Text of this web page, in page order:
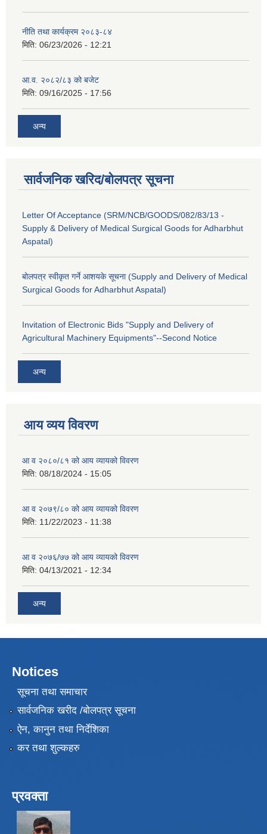
नीति तथा कार्यक्रम २०८३-८४
मिति: 06/23/2026 - 12:21
आ.व. २०८२/८३ को बजेट
मिति: 09/16/2025 - 17:56
अन्य
सार्वजनिक खरिद/बोलपत्र सूचना
Letter Of Acceptance (SRM/NCB/GOODS/082/83/13 -
Supply & Delivery of Medical Surgical Goods for Adharbhut
Aspatal)
बोलपत्र स्वीकृत गर्ने आशयके सूचना (Supply and Delivery of Medical
Surgical Goods for Adharbhut Aspatal)
Invitation of Electronic Bids "Supply and Delivery of
Agricultural Machinery Equipments"--Second Notice
अन्य
आय व्यय विवरण
आ व २०८०/८१ को आय व्यायको विवरण
मिति: 08/18/2024 - 15:05
आ व २०७९/८० को आय व्यायको विवरण
मिति: 11/22/2023 - 11:38
आ व २०७६/७७ को आय व्यायको विवरण
मिति: 04/13/2021 - 12:34
अन्य
Notices
सूचना तथा समाचार
सार्वजनिक खरीद /बोलपत्र सूचना
ऐन, कानुन तथा निर्देशिका
कर तथा शुल्कहरु
प्रवक्ता